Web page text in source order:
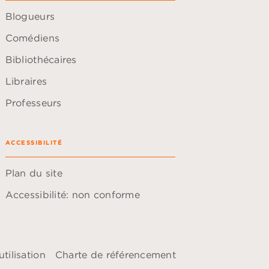
Blogueurs
Comédiens
Bibliothécaires
Libraires
Professeurs
ACCESSIBILITÉ
Plan du site
Accessibilité: non conforme
Charte de référencement